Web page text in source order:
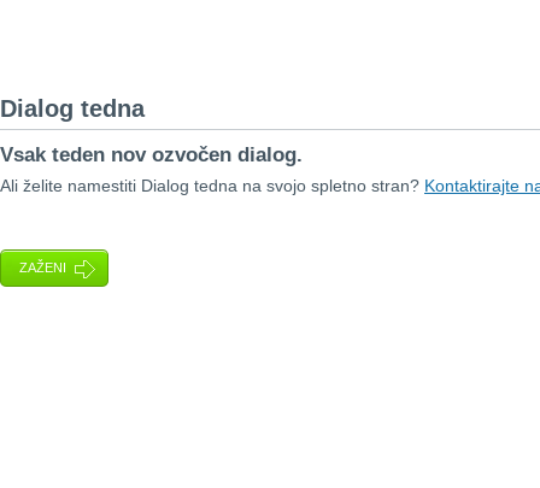
Dialog tedna
Vsak teden nov ozvočen dialog.
Ali želite namestiti Dialog tedna na svojo spletno stran? Kontaktirajte
ZAŽENI